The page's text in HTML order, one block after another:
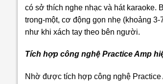
có sở thích nghe nhạc và hát karaoke.
trong-một, cơ động gọn nhẹ (khoảng
như khi xách tay theo bên người.
Tích hợp công nghệ Practice Amp
Nhờ được tích hợp công nghệ